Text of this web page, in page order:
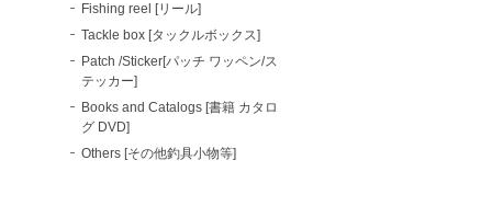
Fishing reel [リール]
Tackle box [タックルボックス]
Patch /Sticker[パッチ ワッペン/ス
テッカー]
Books and Catalogs [書籍 カタロ
グ DVD]
Others [その他釣具小物等]